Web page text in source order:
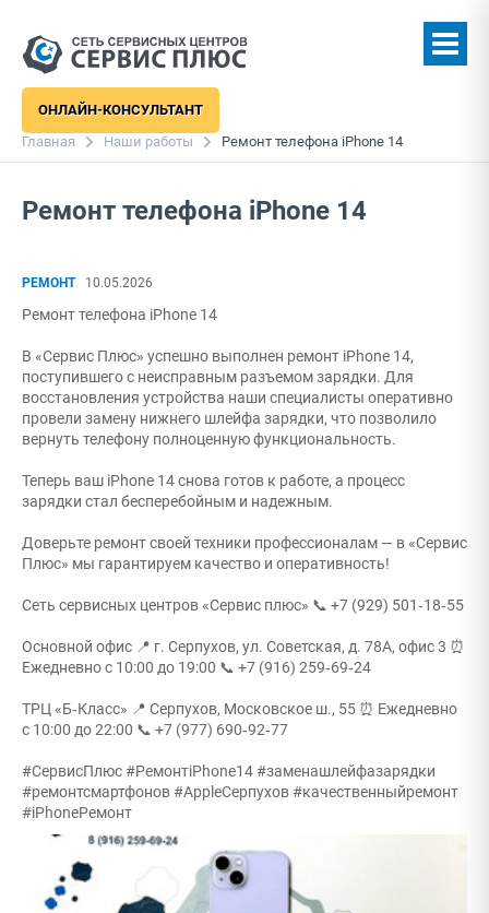
ОНЛАЙН-КОНСУЛЬТАНТ
Главная
Наши работы Ремонт телефона iPhone 14
Ремонт телефона iPhone 14
РЕМОНТ 10.05.2026
Ремонт телефона iPhone 14
В «Сервис Плюс» успешно выполнен ремонт iPhone 14,
поступившего с неисправным разъемом зарядки. Для
восстановления устройства наши специалисты оперативно
провели замену нижнего шлейфа зарядки, что позволило
вернуть телефону полноценную функциональность.
Теперь ваш iPhone 14 снова готов к работе, а процесс
зарядки стал бесперебойным и надежным.
Доверьте ремонт своей техники профессионалам — в «Сервис
Плюс» мы гарантируем качество и оперативность!
Сеть сервисных центров «Сервис плюс» 📞 +7 (929) 501‑18‑55
Основной офис 📍 г. Серпухов, ул. Советская, д. 78А, офис 3 ⏰
Ежедневно с 10:00 до 19:00 📞 +7 (916) 259‑69‑24
ТРЦ «Б‑Класс» 📍 Серпухов, Московское ш., 55 ⏰ Ежедневно
с 10:00 до 22:00 📞 +7 (977) 690‑92‑77
#СервисПлюс #РемонтiPhone14 #заменашлейфазарядки
#ремонтсмартфонов #AppleСерпухов #качественныйремонт
#iPhoneРемонт